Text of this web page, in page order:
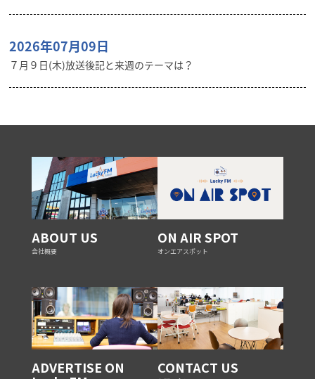
2026年07月09日
７月９日(木)放送後記と来週のテーマは？
ABOUT US
会社概要
ON AIR SPOT
オンエアスポット
ADVERTISE ON CONTACT US